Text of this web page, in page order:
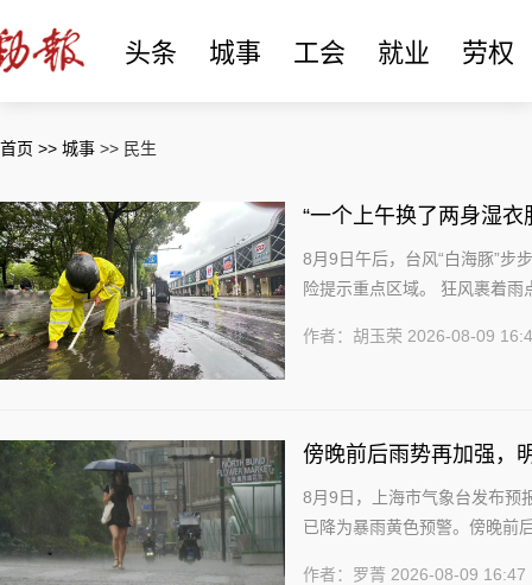
头条 城事 工会 就业 劳权
首页 >> 城事 >> 民生
“一个上午换了两身湿衣
8月9日午后，台风“白海豚”步
险提示重点区域。 狂风裹着
作者：胡玉荣 2026-08-09
傍晚前后雨势再加强，
8月9日，上海市气象台发布预
已降为暴雨黄色预警。傍晚前
作者：罗菁 2026-08-09 16:47